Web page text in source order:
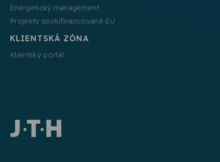
Energetický management
Projekty spolufinancované EU
KLIENTSKÁ ZÓNA
Klientský portál